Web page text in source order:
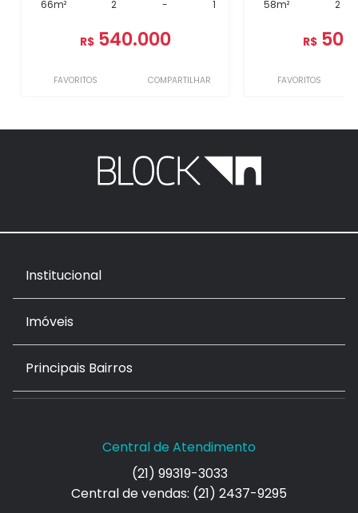
66m² 2 - 1
R$ 540.000
FAVORITOS COMPARTILHAR
58m² 2
R$
FAVORITOS
Institucional
Imóveis
Principais Bairros
Central de Atendimento
(21) 99319-3033
Central de vendas: (21) 2437-9295